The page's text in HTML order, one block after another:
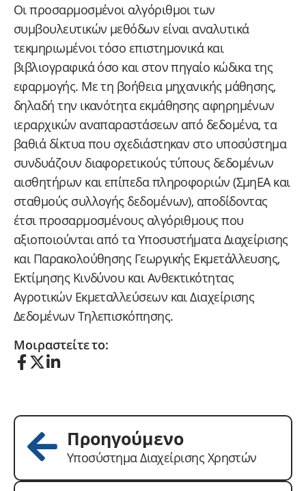
Οι προσαρμοσμένοι αλγόριθμοι των
συμβουλευτικών μεθόδων είναι αναλυτικά
τεκμηριωμένοι τόσο επιστημονικά και
βιβλιογραφικά όσο και στον πηγαίο κώδικα της
εφαρμογής. Με τη βοήθεια μηχανικής μάθησης,
δηλαδή την ικανότητα εκμάθησης αφηρημένων
ιεραρχικών αναπαραστάσεων από δεδομένα, τα
βαθιά δίκτυα που σχεδιάστηκαν στο υποσύστημα
συνδυάζουν διαφορετικούς τύπους δεδομένων
αισθητήρων και επίπεδα πληροφοριών (ΣμηΕΑ και
σταθμούς συλλογής δεδομένων), αποδίδοντας
έτσι προσαρμοσμένους αλγόριθμους που
αξιοποιούνται από τα Υποσυστήματα Διαχείρισης
και Παρακολούθησης Γεωργικής Εκμετάλλευσης,
Εκτίμησης Κινδύνου και Ανθεκτικότητας
Αγροτικών Εκμεταλλεύσεων και Διαχείρισης
Δεδομένων Τηλεπισκόπησης.
Μοιραστείτε το:
Προηγούμενο
Υποσύστημα Διαχείρισης Χρηστών